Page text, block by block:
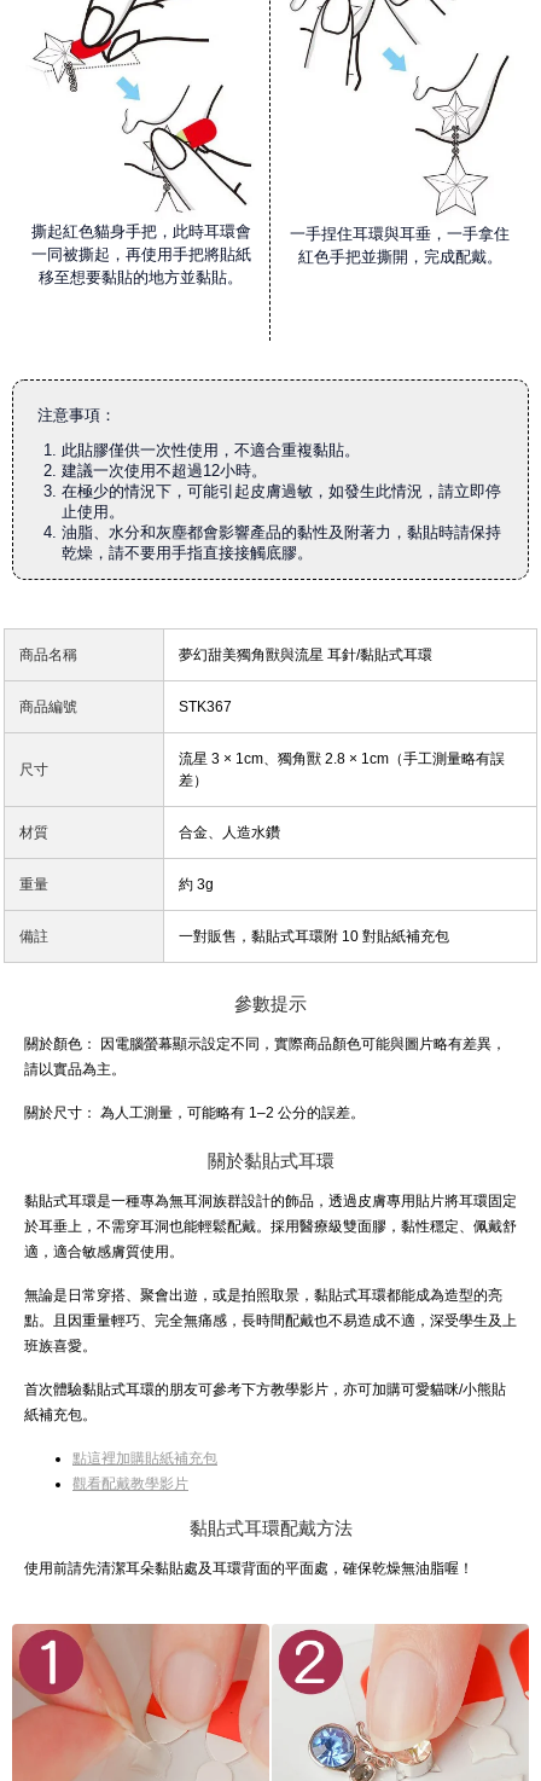
撕起紅色貓身手把，此時耳環會
一同被撕起，再使用手把將貼紙
移至想要黏貼的地方並黏貼。
一手捏住耳環與耳垂，一手拿住
紅色手把並撕開，完成配戴。
注意事項：
此貼膠僅供一次性使用，不適合重複黏貼。
建議一次使用不超過12小時。
在極少的情況下，可能引起皮膚過敏，如發生此情況，請立即停
止使用。
油脂、水分和灰塵都會影響產品的黏性及附著力，黏貼時請保持
乾燥，請不要用手指直接接觸底膠。
商品名稱 夢幻甜美獨角獸與流星 耳針/黏貼式耳環
商品編號 STK367
尺寸
流星 3 × 1cm、獨角獸 2.8 × 1cm（手工測量略有誤
差）
材質 合金、人造水鑽
重量 約 3g
備註 一對販售，黏貼式耳環附 10 對貼紙補充包
參數提示
關於顏色：
因電腦螢幕顯示設定不同，實際商品顏色可能與圖片略有差異，
請以實品為主。
關於尺寸： 為人工測量，可能略有 1–2 公分的誤差。
關於黏貼式耳環
黏貼式耳環是一種專為無耳洞族群設計的飾品，透過皮膚專用貼片將耳環固定
於耳垂上，不需穿耳洞也能輕鬆配戴。採用醫療級雙面膠，黏性穩定、佩戴舒
適，適合敏感膚質使用。
無論是日常穿搭、聚會出遊，或是拍照取景，黏貼式耳環都能成為造型的亮
點。且因重量輕巧、完全無痛感，長時間配戴也不易造成不適，深受學生及上
班族喜愛。
首次體驗黏貼式耳環的朋友可參考下方教學影片，亦可加購可愛貓咪/小熊貼
紙補充包。
點這裡加購貼紙補充包
觀看配戴教學影片
黏貼式耳環配戴方法
使用前請先清潔耳朵黏貼處及耳環背面的平面處，確保乾燥無油脂喔！